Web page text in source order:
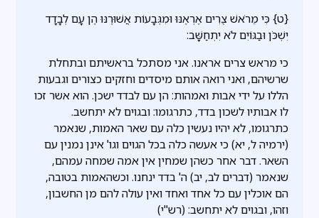
{ט} כִּי מֵרֹאשׁ צֻרִים אֶרְאֶנּוּ וּמִגְּבָעוֹת אֲשׁוּרֶנּוּ הֶן עָם לְבָדָד
יִשְׁכֹּן וּבַגּוֹיִם לֹא יִתְחַשָּׁב:
כי מראש צרים אראנו. אני מסתכל בראשיתם ובתחלת
שרשיהם, ואני רואה אותם מיסדים וחזקים כצורים וגבעות
הללו על ידי אבות ואמהות: הן עם לבדד ישכן. הוא אשר זכו
לו אבותיו לשכון בדד, כתרגומו: ובגוים לא יתחשב.
כתרגומו, לא יהיו נעשין כלה עם שאר האמות, שנאמר
(ירמיה ל, יא) כי אעשה כלה בכל הגוים וגו' אינן נמנין עם
השאר. דבר אחר כשהן שמחין אין אמה שמחה עמהם,
שנאמר (דברים לב, יב) ה' בדד ינחנו. וכשהאמות בטובה,
הם אוכלין עם כל אחד ואחד ואין עולה להם מן החשבון,
וזהו, ובגוים לא יתחשב: (רש"י)